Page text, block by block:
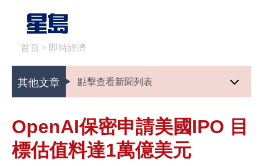
首頁 > 即時經濟
其他文章 點擊查看新聞列表
OpenAI保密申請美國IPO 目
標估值料達1萬億美元